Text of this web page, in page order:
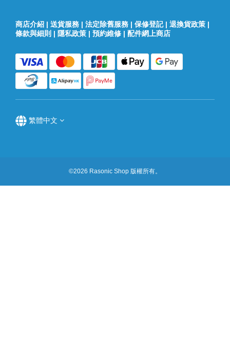
商店介紹 | 送貨服務 | 法定除舊服務 | 保修登記| 退換貨政策 |
條款與細則 | 隱私政策 | 預約維修 | 配件網上商店
繁體中文
©2026 Rasonic Shop 版權所有。